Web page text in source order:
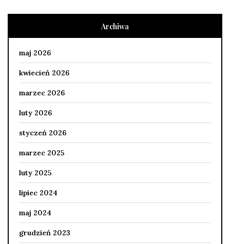
Archiwa
maj 2026
kwiecień 2026
marzec 2026
luty 2026
styczeń 2026
marzec 2025
luty 2025
lipiec 2024
maj 2024
grudzień 2023